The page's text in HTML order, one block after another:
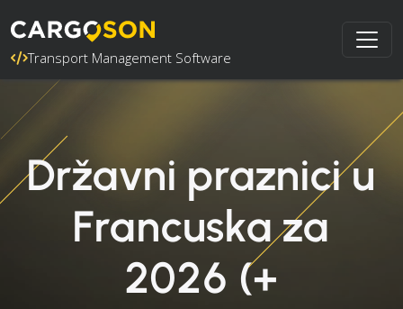
Transport Management Software
Državni praznici u
Francuska za
2026 (+